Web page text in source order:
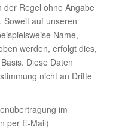
der Regel ohne Angabe
auf unseren
Name,
werden, erfolgt dies,
Diese Daten
nicht an Dritte
im
per E-Mail)